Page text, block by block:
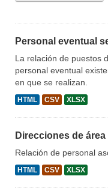
Personal eventual
La relación de puestos
personal eventual
en que se realizan.
HTML CSV XLSX
Direcciones de área
Relación de personal
HTML CSV XLSX